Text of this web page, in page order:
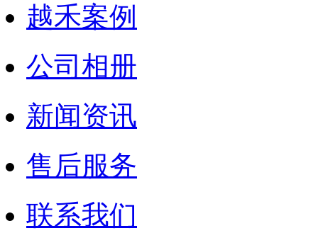
越禾案例
公司相册
新闻资讯
售后服务
联系我们